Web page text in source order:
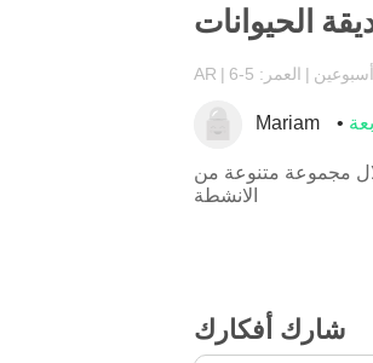
الحيوانات
AR العمر: 5-6
Mariam
مجموعة متنوعة من
الانشطة
شارك أفكارك